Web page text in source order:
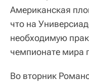
Американская
что на
необходимую
чемпионате мира
Во вторник